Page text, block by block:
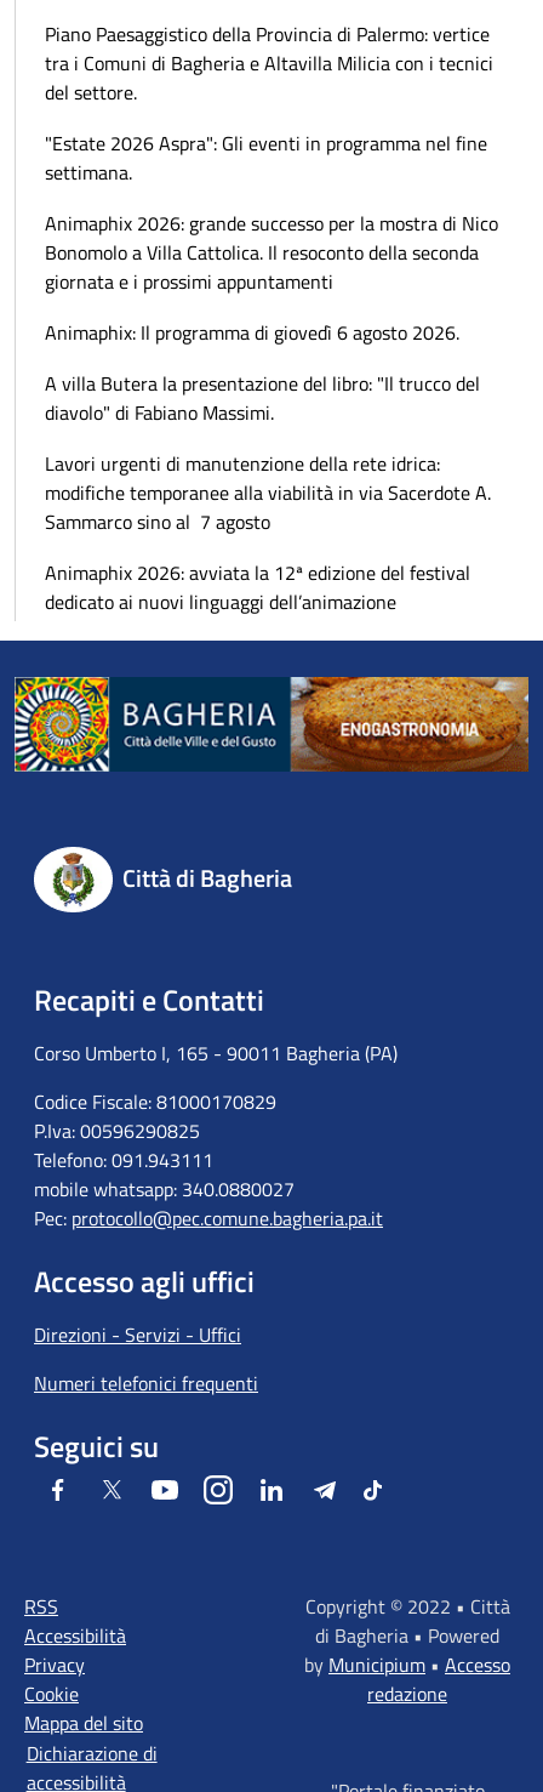
Piano Paesaggistico della Provincia di Palermo: vertice
tra i Comuni di Bagheria e Altavilla Milicia con i tecnici
del settore.
"Estate 2026 Aspra": Gli eventi in programma nel fine
settimana.
Animaphix 2026: grande successo per la mostra di Nico
Bonomolo a Villa Cattolica. Il resoconto della seconda
giornata e i prossimi appuntamenti
Animaphix: Il programma di giovedì 6 agosto 2026.
A villa Butera la presentazione del libro: "Il trucco del
diavolo" di Fabiano Massimi.
Lavori urgenti di manutenzione della rete idrica:
modifiche temporanee alla viabilità in via Sacerdote A.
Sammarco sino al 7 agosto
Animaphix 2026: avviata la 12ª edizione del festival
dedicato ai nuovi linguaggi dell’animazione
Città di Bagheria
Recapiti e Contatti
Corso Umberto I, 165 - 90011 Bagheria (PA)
Codice Fiscale: 81000170829
P.Iva: 00596290825
Telefono: 091.943111
mobile whatsapp: 340.0880027
Pec: protocollo@pec.comune.bagheria.pa.it
Accesso agli uffici
Direzioni - Servizi - Uffici
Numeri telefonici frequenti
Seguici su
Facebook Twitter YoutubeInstagramLinkedIn TelegramTiktok
RSS
Accessibilità
Privacy
Cookie
Mappa del sito
Dichiarazione di
accessibilità
Copyright © 2022 • Città
di Bagheria • Powered
by Municipium • Accesso
redazione